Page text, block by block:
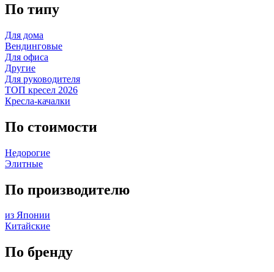
По типу
Для дома
Вендинговые
Для офиса
Другие
Для руководителя
ТОП кресел 2026
Кресла-качалки
По стоимости
Недорогие
Элитные
По производителю
из Японии
Китайские
По бренду